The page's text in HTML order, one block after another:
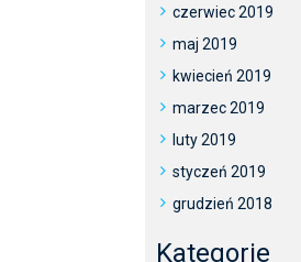
czerwiec 2019
maj 2019
kwiecień 2019
marzec 2019
luty 2019
styczeń 2019
grudzień 2018
Kategorie